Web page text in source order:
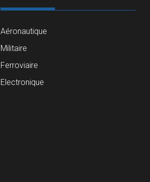
Aéronautique
Militaire
Ferroviaire
Electronique